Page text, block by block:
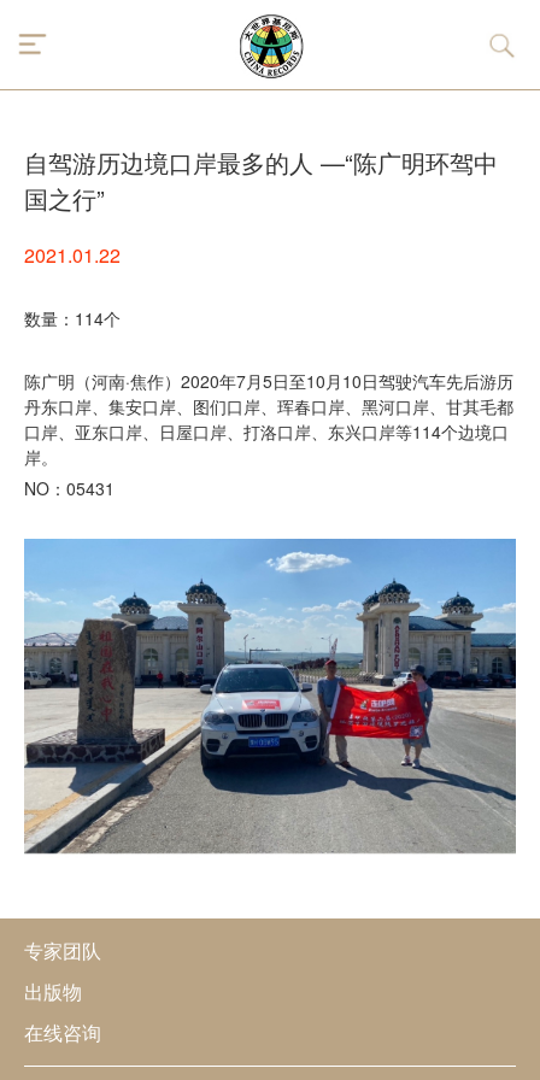
自驾游历边境口岸最多的人 —“陈广明环驾中
国之行”
2021.01.22
数量：114个
陈广明（河南·焦作）2020年7月5日至10月10日驾驶汽车先后游历
丹东口岸、集安口岸、图们口岸、珲春口岸、黑河口岸、甘其毛都
口岸、亚东口岸、日屋口岸、打洛口岸、东兴口岸等114个边境口
岸。
NO：05431
专家团队
出版物
在线咨询